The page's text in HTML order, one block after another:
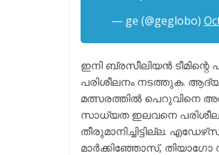
— ge (@geglobo)
ഇനി ബ്രസീലിയൻ
പരിശീലനം നടത്തുക.
മത്സരത്തിൽ പെറുവിനെ
സാധ്യത ഇലവനെ
തീരുമാനിച്ചിട്ടില്ല.
മാർക്കിഞ്ഞോസ്, തിയാഗോ